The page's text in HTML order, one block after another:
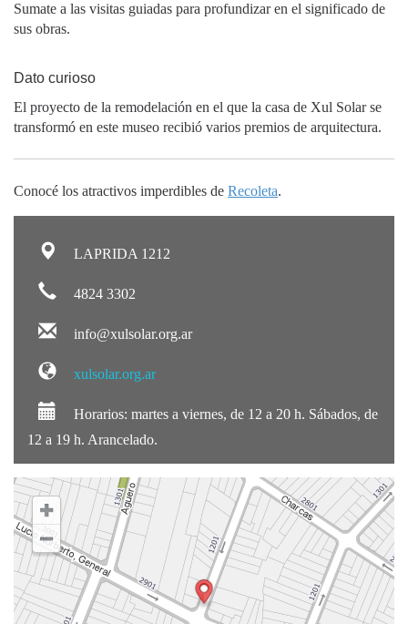
Sumate a las visitas guiadas para profundizar en el significado de
sus obras.
Dato curioso
El proyecto de la remodelación en el que la casa de Xul Solar se
transformó en este museo recibió varios premios de arquitectura.
Conocé los atractivos imperdibles de Recoleta.
LAPRIDA 1212
4824 3302
info@xulsolar.org.ar
xulsolar.org.ar
Horarios: martes a viernes, de 12 a 20 h. Sábados, de
12 a 19 h. Arancelado.